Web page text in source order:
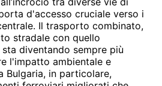
d'accesso cruciale verso i
Il trasporto combinato,
stradale con quello
diventando sempre più
l'impatto ambientale e
Bulgaria, in particolare,